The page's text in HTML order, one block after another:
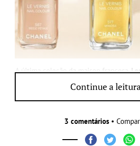
A última coleção da maison francesa,
gostei, e vocês?
Continue a leitura
3 comentários •